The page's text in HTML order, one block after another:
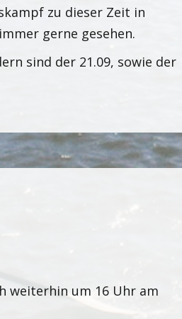
zu dieser Zeit in
gerne gesehen.
sind der 21.09, sowie der
weiterhin um 16 Uhr am